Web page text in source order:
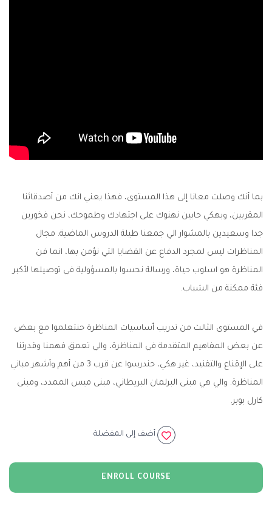
بما أنك وصلت معانا إلى هذا المستوى، فهذا يعني انك من أصدقائنا
المقربين، وبهكي حابين نهنوك على اجتهادك وطموحك، نحن فخورين
جدا وسعيدين بالمشوار الي جمعنا طيلة الدروس الماضية. مجال
المناظرات ليس لمجرد الدفاع عن القضايا التي نؤمن بها، انما فن
المناظرة هو اسلوب حياة، ورسالة نحسوا بالمسؤولية في توصيلها لأكبر
فئة ممكنة من الشباب.
في المستوى الثالث من تدريب أساسيات المناظرة حنتعلموا مع بعض
عن بعض المفاهيم المتقدمة في المناظرة، والي تعمق فهمنا وقدرتنا
على الإقناع والتفنيد، غير هكي، حندرسوا عن قرب 3 من أهم وأشهر مباني
المناظرة. والي هي مبنى البرلمان البريطاني، مبنى ميس الممدد، ومبنى
كارل بوبر.
أضف إلى المفضلة
ENROLL COURSE